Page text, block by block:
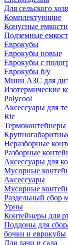
Для сельского
Комплектующие
Конусные
Подземные
Еврокубы
Еврокубы новые
Еврокубы с
Еврокубы б/у
Мини АЗС для
Изотермические
Polycool
Аксессуары для
Ric
Термоконтейнеры
Неразборные
Разборные
Аксессуары для
Мусорные
Аксессуары
Мусорные
Раздельный сбор
Урны
Контейнеры для
Поддоны для
бочки и еврокубы
Для дачи и сада